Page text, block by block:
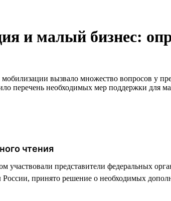
и малый бизнес:
вызвало множество вопросов у
перечень необходимых мер поддержки для
чтения
участвовали представители федеральных
принято решение о необходимых